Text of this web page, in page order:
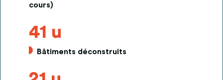
cours)
41 u
Bâtiments déconstruits